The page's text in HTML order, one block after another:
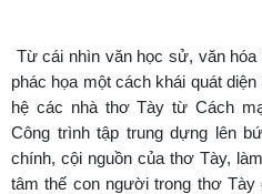
Từ cái nhìn văn học sử, văn
phác họa một cách khái quát
hệ các nhà thơ Tày từ Cách
Công trình tập trung dựng lên
chính, cội nguồn của thơ Tày,
tâm thế con người trong thơ